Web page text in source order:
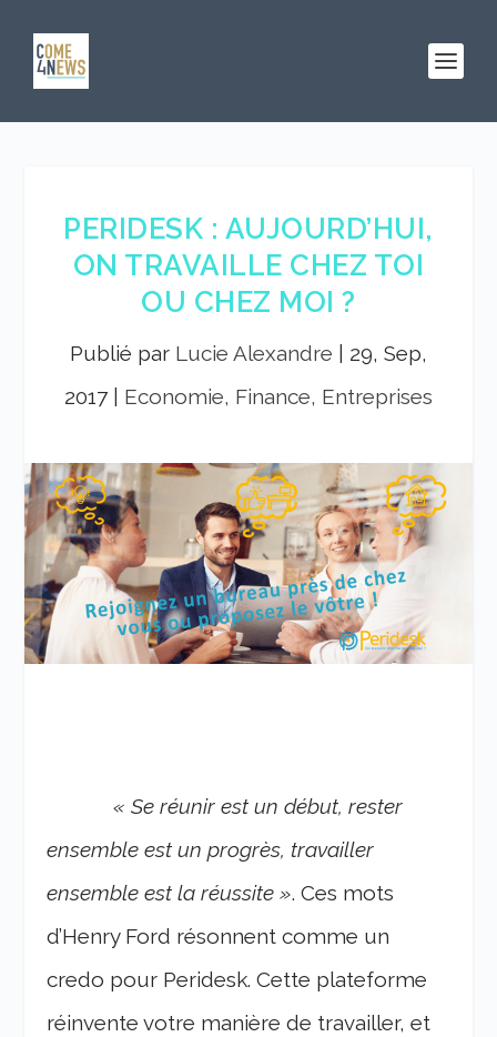
PERIDESK : AUJOURD’HUI,
ON TRAVAILLE CHEZ TOI
OU CHEZ MOI ?
Publié par Lucie Alexandre
29, Sep,
2017
Economie, Finance, Entreprises
«Se réunir est un début, rester
ensemble est un progrès, travailler
ensemble est la réussite ». Ces mots
d’Henry Ford résonnent comme un
credo pour Peridesk. Cette plateforme
réinvente votre manière de travailler, et